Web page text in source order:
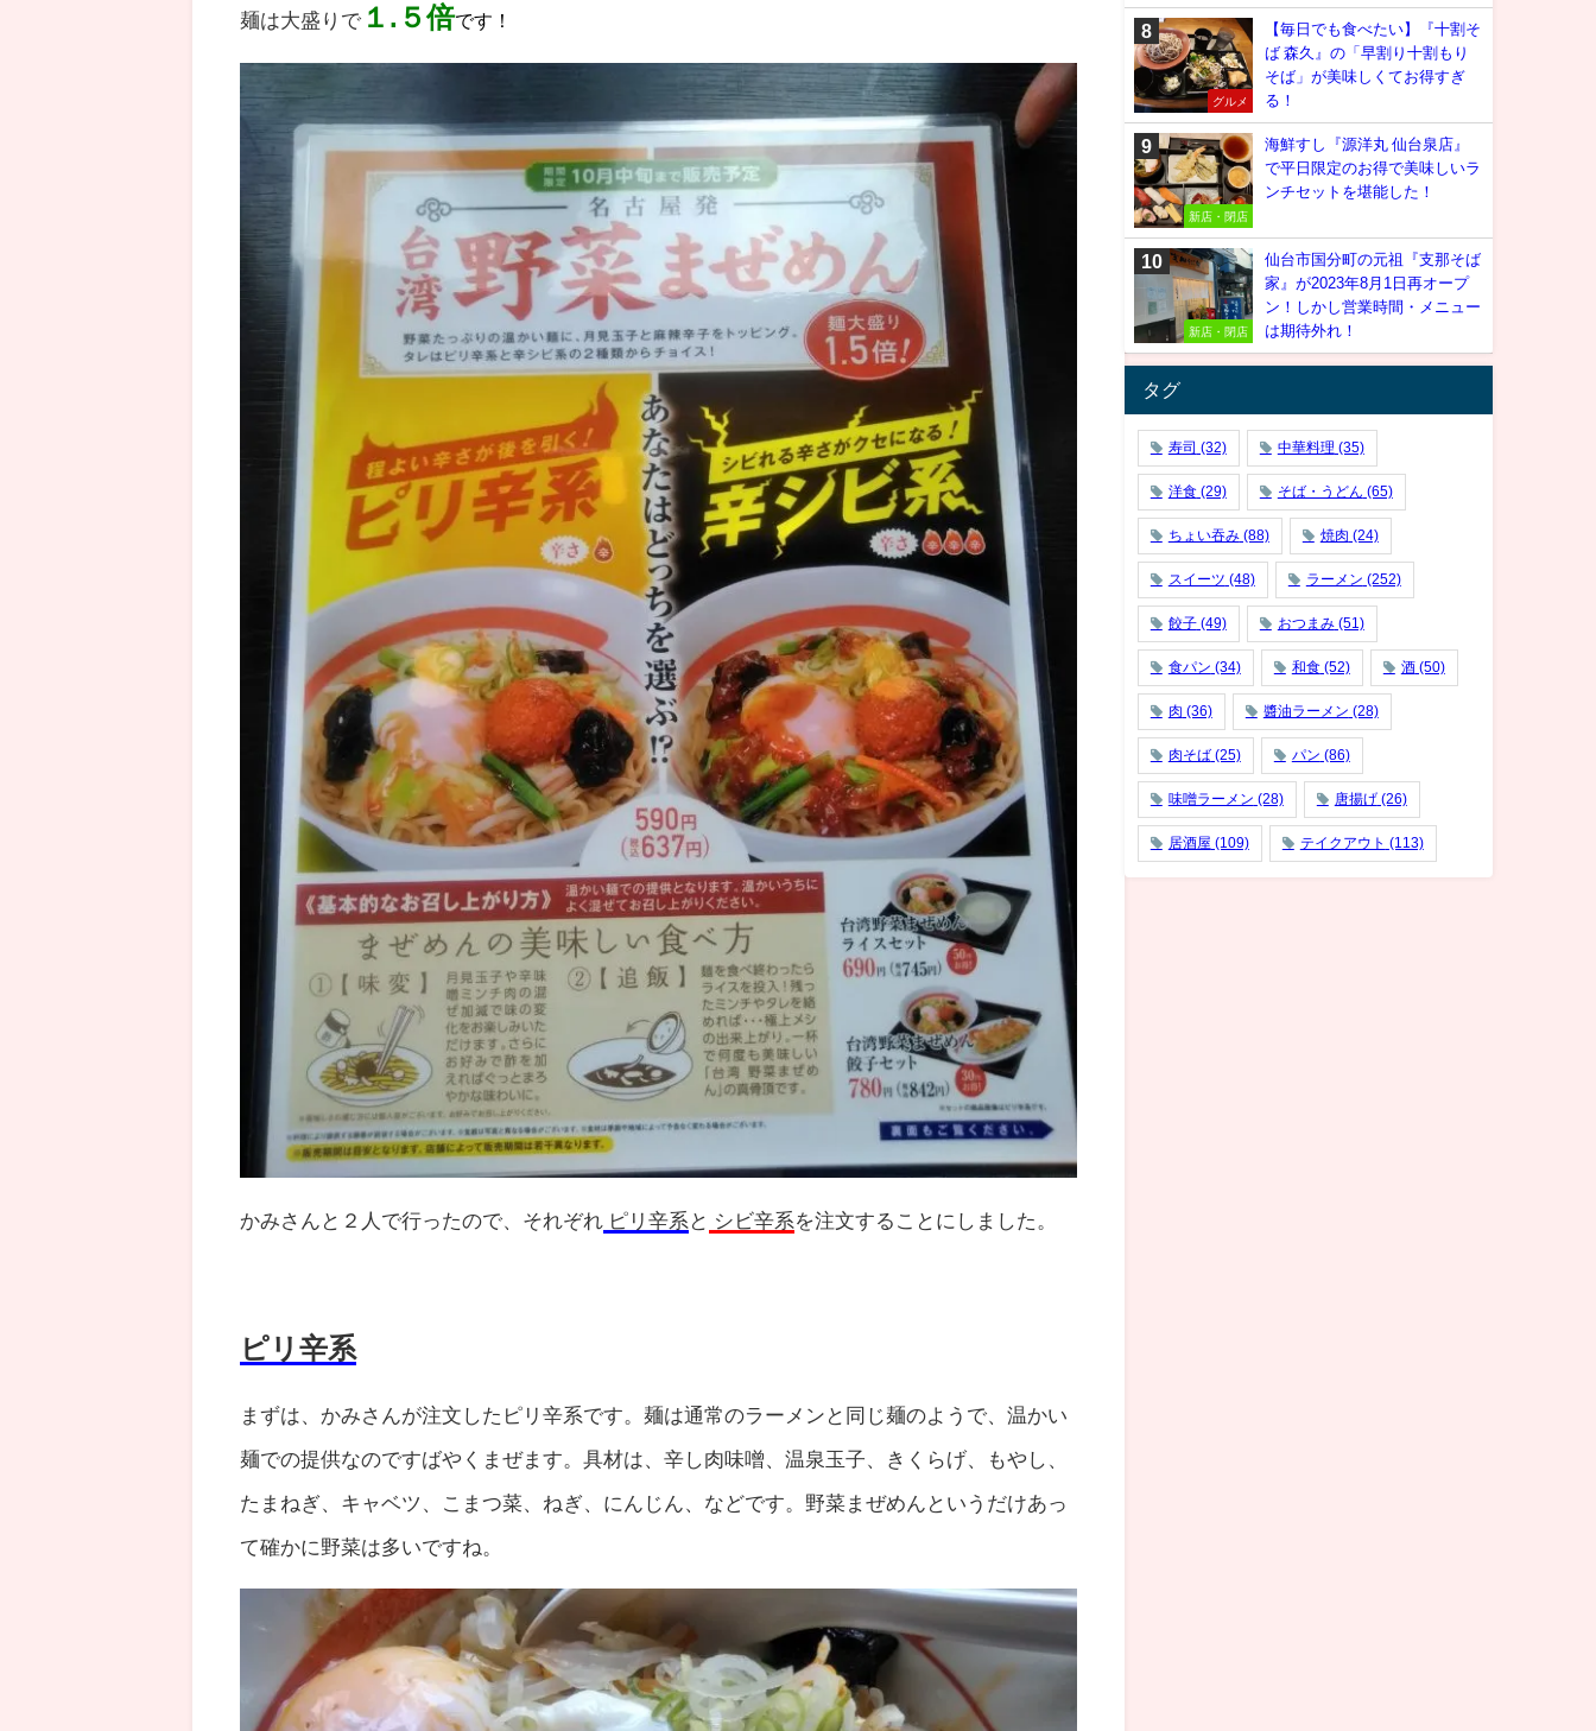
麺は大盛りで １.５倍です！
かみさんと２人で行ったので、それぞれ ピリ辛系 と シビ辛系を注文することにしました。
ピリ辛系
まずは、かみさんが注文したピリ辛系です。麺は通常のラーメンと同じ麺のようで、温かい
麺での提供なのですばやくまぜます。具材は、辛し肉味噌、温泉玉子、きくらげ、もやし、
たまねぎ、キャベツ、こまつ菜、ねぎ、にんじん、などです。野菜まぜめんというだけあっ
て確かに野菜は多いですね。
グルメ
【毎日でも食べたい】『十割そ
ば 森久』の「早割り十割もり
そば」が美味しくてお得すぎ
る！
新店・閉店
海鮮すし『源洋丸 仙台泉店』
で平日限定のお得で美味しいラ
ンチセットを堪能した！
新店・閉店
仙台市国分町の元祖『支那そば
家』が2023年8月1日再オープ
ン！しかし営業時間・メニュー
は期待外れ！
タグ
寿司 (32) 中華料理 (35)
洋食(29) そば・うどん (65)
ちょい吞み(88) 焼肉 (24)
スイーツ (48) ラーメン (252)
餃子(49) おつまみ(51)
食パン (34) 和食(52) 酒 (50)
肉 (36) 醬油ラーメン (28)
肉そば (25) パン (86)
味噌ラーメン (28) 唐揚げ (26)
居酒屋 (109) テイクアウト (113)